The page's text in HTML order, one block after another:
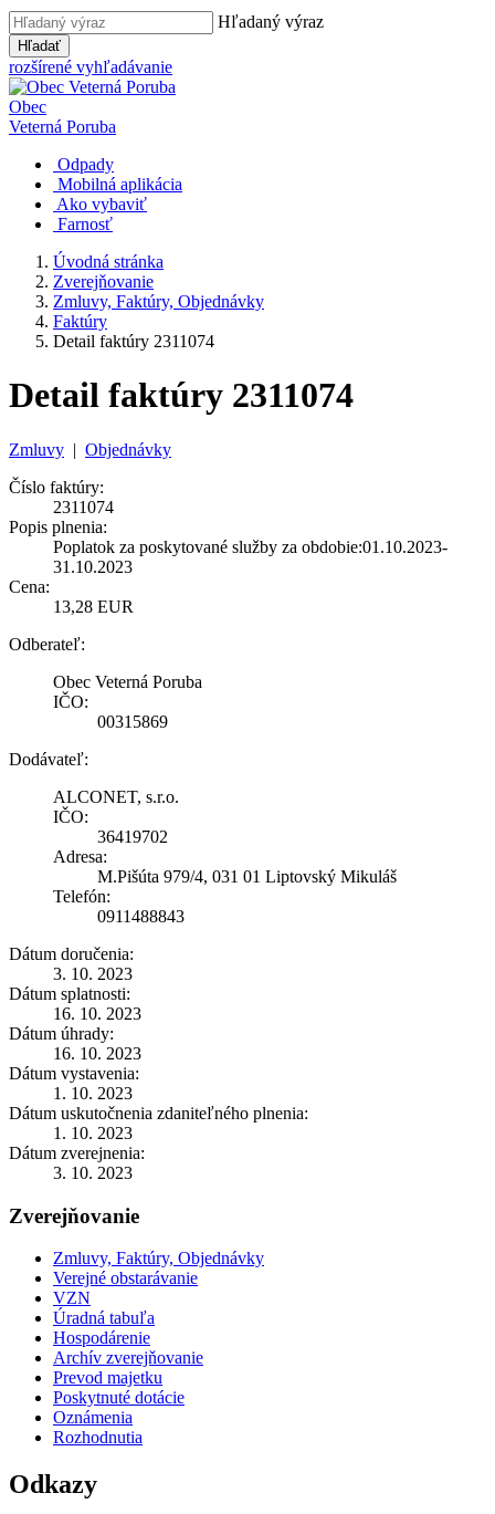
Hľadaný výraz
Hľadať
rozšírené vyhľadávanie
Obec
Veterná Poruba
Odpady
Mobilná aplikácia
Ako vybaviť
Farnosť
Úvodná stránka
Zverejňovanie
Zmluvy, Faktúry, Objednávky
Faktúry
Detail faktúry 2311074
Detail faktúry 2311074
Zmluvy | Objednávky
Číslo faktúry:
2311074
Popis plnenia:
Poplatok za poskytované služby za obdobie:01.10.2023-
31.10.2023
Cena:
13,28 EUR
Odberateľ:
Obec Veterná Poruba
IČO:
00315869
Dodávateľ:
ALCONET, s.r.o.
IČO:
36419702
Adresa:
M.Pišúta 979/4, 031 01 Liptovský Mikuláš
Telefón:
0911488843
Dátum doručenia:
3. 10. 2023
Dátum splatnosti:
16. 10. 2023
Dátum úhrady:
16. 10. 2023
Dátum vystavenia:
1. 10. 2023
Dátum uskutočnenia zdaniteľného plnenia:
1. 10. 2023
Dátum zverejnenia:
3. 10. 2023
Zverejňovanie
Zmluvy, Faktúry, Objednávky
Verejné obstarávanie
VZN
Úradná tabuľa
Hospodárenie
Archív zverejňovanie
Prevod majetku
Poskytnuté dotácie
Oznámenia
Rozhodnutia
Odkazy